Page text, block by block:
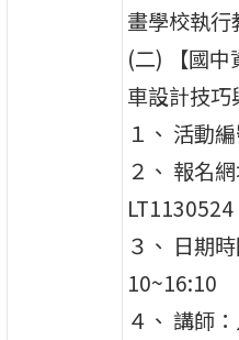
畫學校執行
(二) 【國
車設計技巧
１、 活動
２、 報名
LT1130524
３、 日期
10~16:10
４、 講師